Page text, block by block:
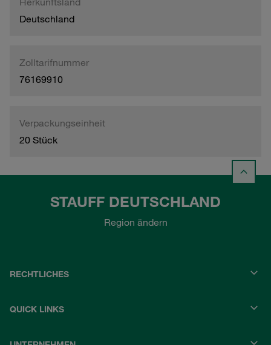
Deutschland
Zolltarifnummer
76169910
Verpackungseinheit
20 Stück
STAUFF DEUTSCHLAND
Region ändern
RECHTLICHES
QUICK LINKS